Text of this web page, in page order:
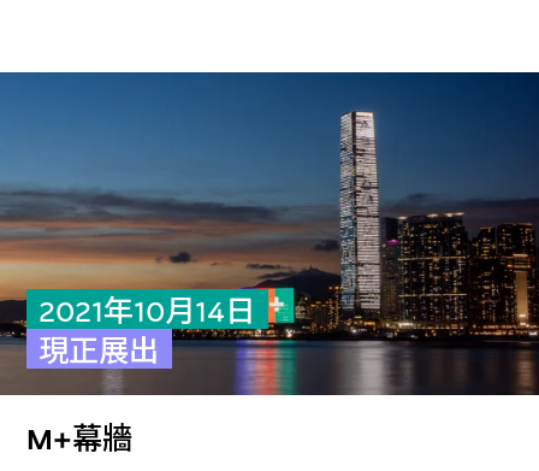
2021年10月14日
現正展出
M+幕牆